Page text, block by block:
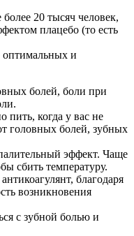
20 тысяч человек,
плацебо (то есть
оптимальных и
болей, боли при
пить, когда у вас не
головных болей, зубных
эффект. Чаще
сбить температуру.
благодаря
возникновения
с зубной болью и